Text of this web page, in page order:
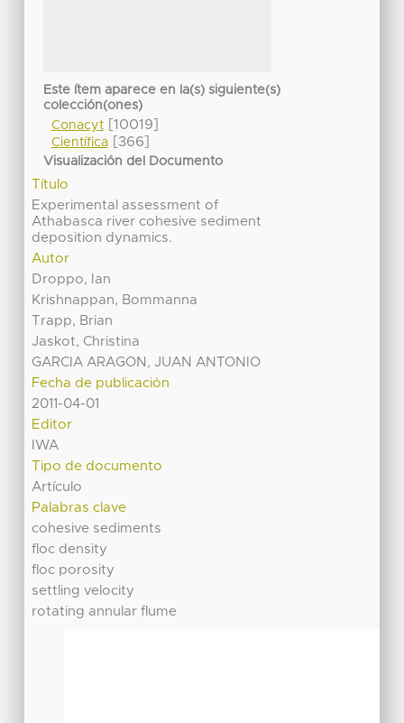
Este ítem aparece en la(s) siguiente(s)
colección(ones)
Conacyt[10019]
Científica[366]
Visualización del Documento
Título
Experimental assessment of
Athabasca river cohesive sediment
deposition dynamics.
Autor
Droppo, Ian
Krishnappan, Bommanna
Trapp, Brian
Jaskot, Christina
GARCIA ARAGON, JUAN ANTONIO
Fecha de publicación
2011-04-01
Editor
IWA
Tipo de documento
Artículo
Palabras clave
cohesive sediments
floc density
floc porosity
settling velocity
rotating annular flume